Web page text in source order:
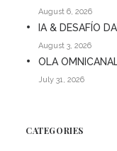
August 6, 2026
IA & DESAFÍO
August 3, 2026
OLA
July 31, 2026
CATEGORIES